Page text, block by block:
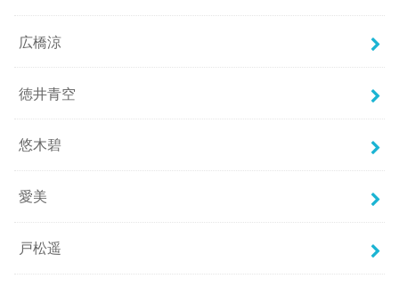
広橋涼
徳井青空
悠木碧
愛美
戸松遥